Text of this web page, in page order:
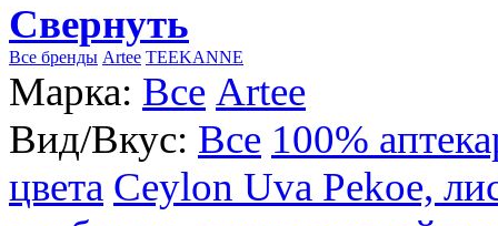
Свернуть
Все бренды Artee TEEKANNE
Марка: Все Artee
Вид/Вкус: Все 100%
цвета Ceylon Uva Pekoe,